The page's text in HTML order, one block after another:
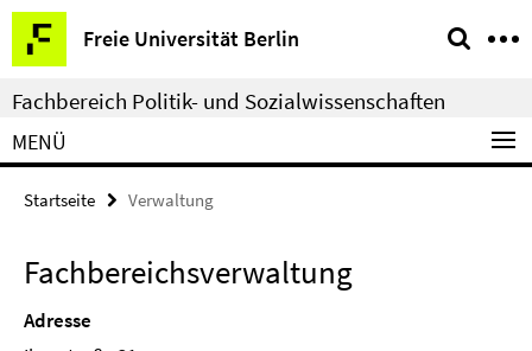
Springe
direkt
zu
Inhalt
Freie Universität Berlin
Service-
Navigation
Fachbereich Politik- und Sozialwissenschaften
MENÜ
Startseite Verwaltung
Fachbereichsverwaltung
Adresse